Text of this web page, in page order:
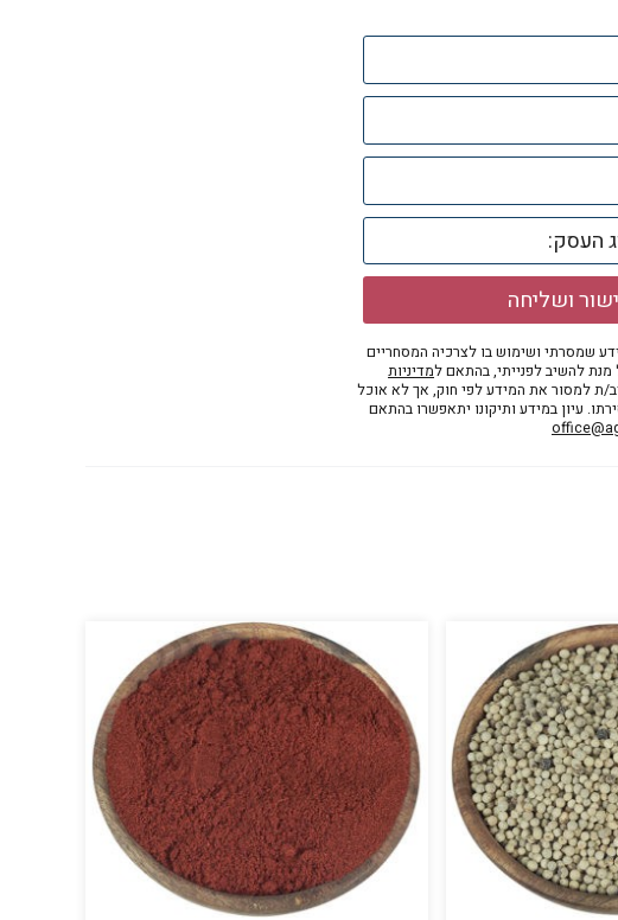
ושליחה
שמסרתי ושימוש בו לצרכיה המסחריים
מנת להשיב לפנייתי, בהתאם למדיניות
ת למסור את המידע לפי חוק, אך לא אוכל
עיון במידע ותיקונו יתאפשרו בהתאם